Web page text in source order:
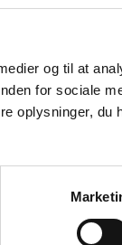
og til at
for sociale
oplysninger, du